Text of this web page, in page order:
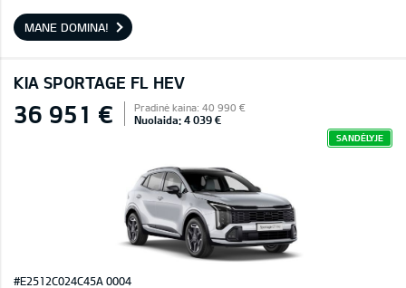
MANE DOMINA!
KIA SPORTAGE FL HEV
36 951 € Pradinė kaina: 40 990 €
Nuolaida: 4 039 €
SANDĖLYJE
#E2512C024C45A 0004